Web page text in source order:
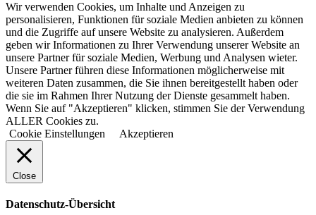
Wir verwenden Cookies, um Inhalte und Anzeigen zu
personalisieren, Funktionen für soziale Medien anbieten zu können
und die Zugriffe auf unsere Website zu analysieren. Außerdem
geben wir Informationen zu Ihrer Verwendung unserer Website an
unsere Partner für soziale Medien, Werbung und Analysen wieter.
Unsere Partner führen diese Informationen möglicherweise mit
weiteren Daten zusammen, die Sie ihnen bereitgestellt haben oder
die sie im Rahmen Ihrer Nutzung der Dienste gesammelt haben.
Wenn Sie auf "Akzeptieren" klicken, stimmen Sie der Verwendung
ALLER Cookies zu.
Cookie Einstellungen
Akzeptieren
Close
Datenschutz-Übersicht